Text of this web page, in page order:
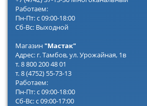
Работаем:
Пн-Пт: с 09:00-18:00
Сб-Вс: Выходной
Магазин"Мастак"
Адрес: г. Тамбов, ул. Урожайная, 1в
т. 8 800 200 48 01
т. 8 (4752) 55-73-13
Работаем:
Пн-Пт: с 09:00-18:00
Сб-Вс: с 09:00-17:00